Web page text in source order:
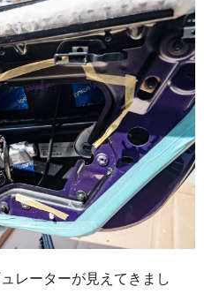
レーターが見えてきまし